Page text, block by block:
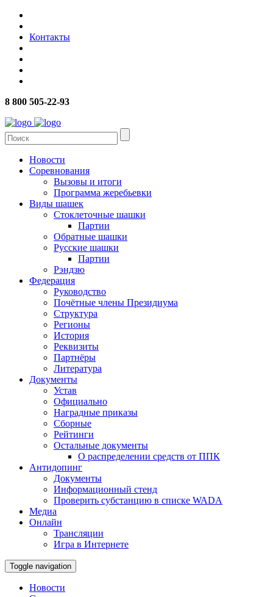
Контакты
8 800 505-22-93
Новости
Соревнования
Вызовы и итоги
Программа жеребьевки
Виды шашек
Стоклеточные шашки
Партии
Обратные шашки
Русские шашки
Партии
Рэндзю
Федерация
Руководство
Почётные члены Президиума
Структура
Регионы
История
Реквизиты
Партнёры
Литература
Документы
Устав
Официально
Наградные приказы
Сборные
Рейтинги
Остальные документы
О распределении средств от ППК
Антидопинг
Документы
Информационный стенд
Проверить субстанцию в списке WADA
Медиа
Онлайн
Трансляции
Игра в Интернете
Toggle navigation
Новости